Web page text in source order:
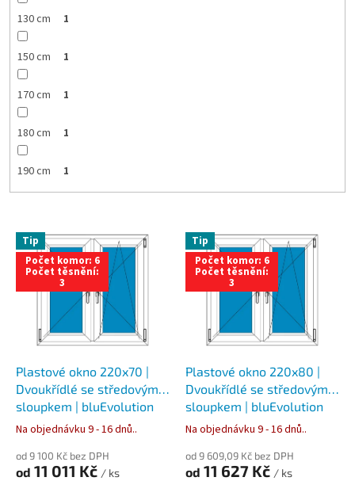
130 cm 1
150 cm 1
170 cm 1
180 cm 1
190 cm 1
V Tip
Počet komor: 6
Počet těsnění:
3
Plastové okno 220x70 |
Dvoukřídlé se středovým
sloupkem | bluEvolution
82 | Trojsklo
Na objednávku 9 - 16 dnů..
od 9 100 Kč bez DPH
od 11 011 Kč / ks
Tip
Počet komor: 6
Počet těsnění:
3
Plastové okno 220x80 |
Dvoukřídlé se středovým
sloupkem | bluEvolution
82 | Trojsklo
Na objednávku 9 - 16 dnů..
od 9 609,09 Kč bez DPH
od 11 627 Kč / ks